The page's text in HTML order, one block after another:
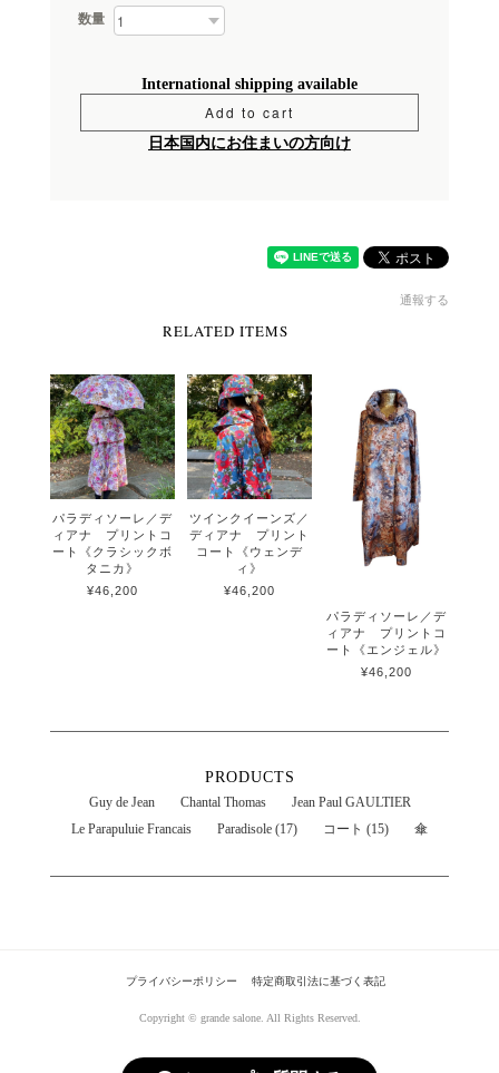
数量
International shipping available
Add to cart
日本国内にお住まいの方向け
通報する
RELATED ITEMS
パラディソーレ／デ
ィアナ プリントコ
ート《クラシックボ
タニカ》
¥46,200
ツインクイーンズ／
ディアナ プリント
コート《ウェンデ
ィ》
¥46,200
パラディソーレ／デ
ィアナ プリントコ
ート《エンジェル》
¥46,200
PRODUCTS
Guy de Jean Chantal Thomas
Jean Paul GAULTIER
Le Parapuluie Francais
Paradisole (17) コート (15) 傘
プライバシーポリシー 特定商取引法に基づく表記
Copyright © grande salone. All Rights Reserved.